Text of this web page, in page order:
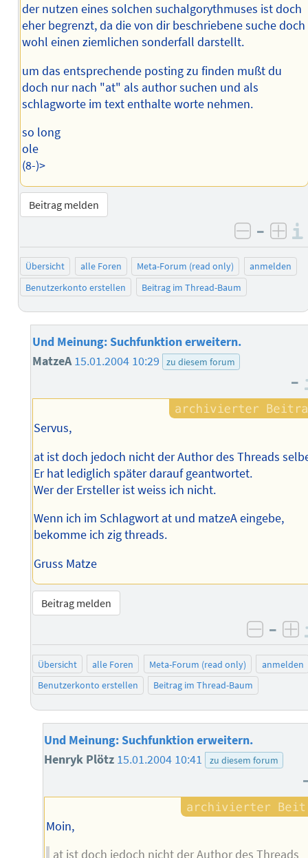
der nutzen eines solchen suchalgorythmuses ist doch
eher begrenzt, da die von dir beschriebene suche doch
wohl einen ziemlichen sonderfall darstellt.
um das entsprechende posting zu finden mußt du
doch nur nach "at" als author suchen und als
schlagworte im text enthalte worte nehmen.
so long
ole
(8-)>
Beitrag melden
negativ
–
Übersicht alle Foren Meta-Forum (read only)
anmelden
Benutzerkonto erstellen
Beitrag im Thread-Baum
Und Meinung: Suchfunktion erweitern.
MatzeA15.01.2004 10:29 zu diesem forum
–
Servus,
at ist doch jedoch nicht der Author des Threads
Er hat lediglich später darauf geantwortet.
Wer der Ersteller ist weiss ich nicht.
Wenn ich im Schlagwort at und matzeA eingebe,
bekomme ich zig threads.
Gruss Matze
Beitrag melden
–
Übersicht alle Foren Meta-Forum (read only)
anmelden
Benutzerkonto erstellen
Beitrag im Thread-Baum
Und Meinung: Suchfunktion erweitern.
Henryk Plötz 15.01.2004 10:41 zu diesem forum
Moin,
at ist doch jedoch nicht der Author des Threads